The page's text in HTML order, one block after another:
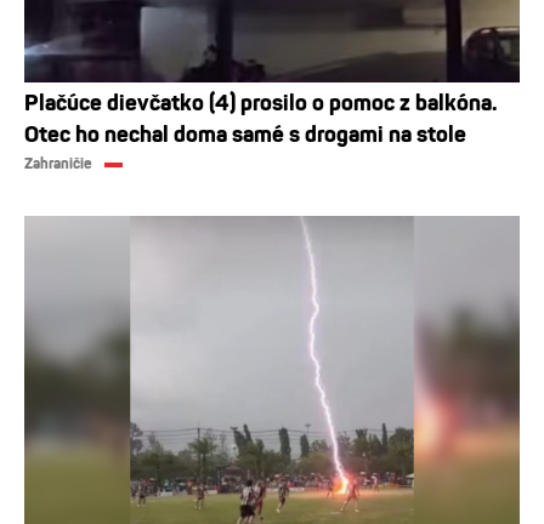
Plačúce dievčatko (4) prosilo o pomoc z balkóna.
Otec ho nechal doma samé s drogami na stole
Zahraničie